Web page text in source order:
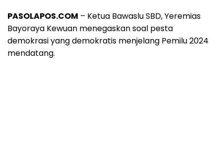
PASOLAPOS.COM – Ketua Bawaslu SBD, Yeremias
Bayoraya Kewuan menegaskan soal pesta
demokrasi yang demokratis menjelang Pemilu 2024
mendatang.